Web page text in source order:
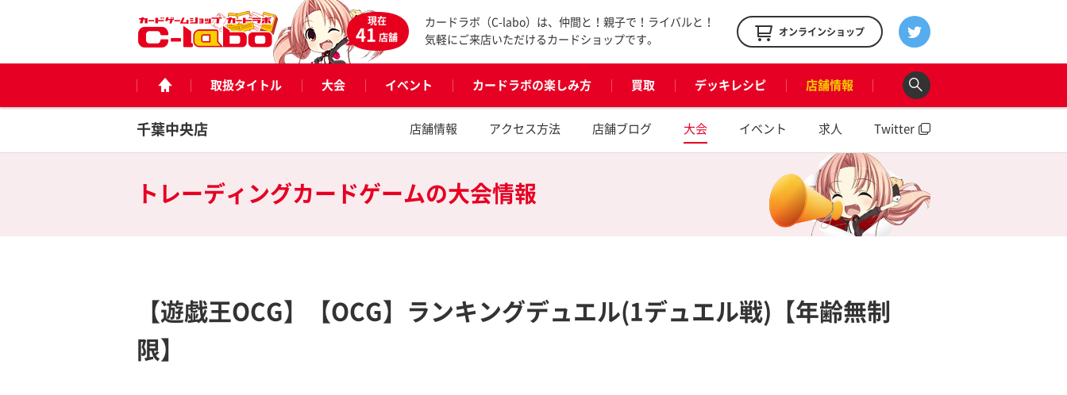
現在
41店舗
カードラボ（C-labo）は、仲間と！親子で！ライバルと！
気軽にご来店いただけるカードショップです。
オンラインショップ
取扱タイトル 大会 イベント カードラボの楽しみ方 買取 デッキレシピ 店舗情報
千葉中央店 店舗情報 アクセス方法 店舗ブログ 大会 イベント 求人 Twitter
トレーディングカードゲームの大会情報
【遊戯王OCG】【OCG】ランキングデュエル(1デュエル戦)【年齢無制
限】